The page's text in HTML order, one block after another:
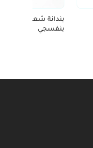
بندانة شعر كروشيه
بنفسجي